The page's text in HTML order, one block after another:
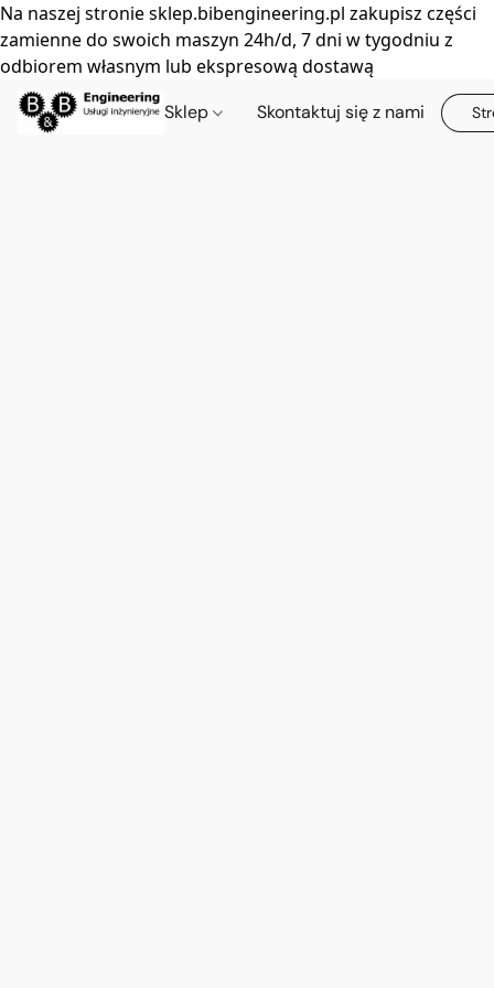
Na naszej stronie sklep.bibengineering.pl zakupisz części
zamienne do swoich maszyn 24h/d, 7 dni w tygodniu z
odbiorem własnym lub ekspresową dostawą
Sklep Skontaktuj się z nami